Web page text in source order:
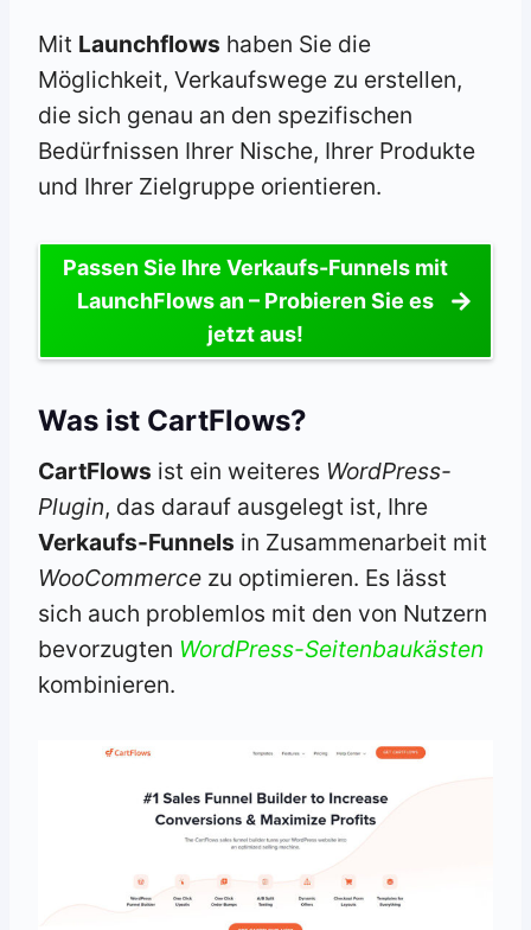
Mit Launchflows haben Sie die
Möglichkeit, Verkaufswege zu erstellen,
die sich genau an den spezifischen
Bedürfnissen Ihrer Nische, Ihrer Produkte
und Ihrer Zielgruppe orientieren.
Passen Sie Ihre Verkaufs-Funnels mit
LaunchFlows an – Probieren Sie es
jetzt aus!
Was ist CartFlows?
CartFlows ist ein weiteres WordPress-
Plugin, das darauf ausgelegt ist, Ihre
Verkaufs-Funnels in Zusammenarbeit mit
WooCommerce zu optimieren. Es lässt
sich auch problemlos mit den von Nutzern
bevorzugten WordPress-Seitenbaukästen
kombinieren.